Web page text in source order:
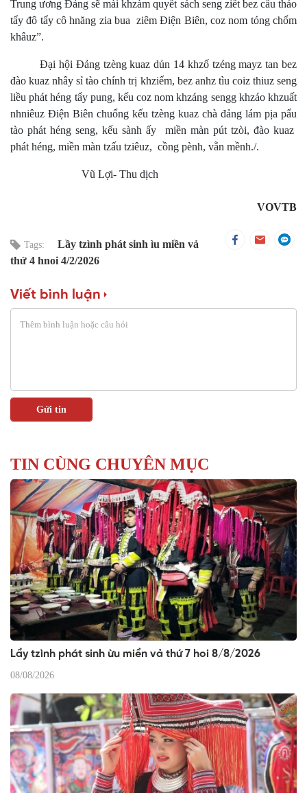
Trung ương Đảng sẽ mài khzàm quyết sách seng ziết bez cấu tháo
tẩy đô tẩy cô hnăng zia bua ziêm Điện Biên, coz nom tóng chổm
khâuz”.
Đại hội Đảng tzèng kuaz dủn 14 khzố tzéng mayz tan bez
đào kuaz nhây sỉ tào chính trị khziếm, bez anhz tìu coiz thiuz seng
liều phát héng tẩy pung, kếu coz nom khzáng sengg khzáo khzuất
nhniêuz Điện Biên chuổng kếu tzèng kuaz chà đảng lám pịa pẩu
tào phát héng seng, kếu sành ấy miền màn pút tzòi, đào kuaz
phát héng, miền màn tzấu tziêuz, cồng pènh, vằn mềnh./.
Vũ Lợi- Thu dịch
VOVTB
Tags:
Lầy tzình phát sinh ìu miền vả
thứ 4 hnoi 4/2/2026
Viết bình luận
TIN CÙNG CHUYÊN MỤC
Lầy tzình phát sinh ừu miền vả thứ 7 hoi 8/8/2026
08/08/2026